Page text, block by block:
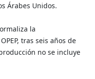
Árabes Unidos.
la
tras seis años de
no se incluye